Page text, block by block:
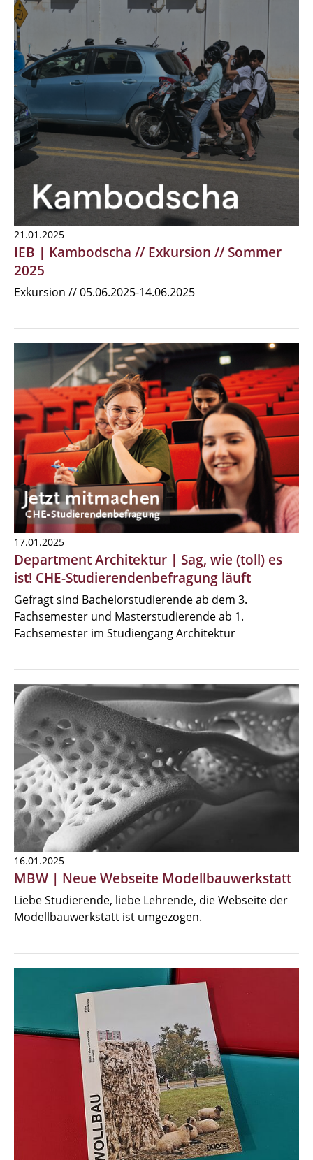
21.01.2025
IEB | Kambodscha // Exkursion // Sommer
2025
Exkursion // 05.06.2025-14.06.2025
17.01.2025
Department Architektur | Sag, wie (toll) es
ist! CHE-Studierendenbefragung läuft
Gefragt sind Bachelorstudierende ab dem 3.
Fachsemester und Masterstudierende ab 1.
Fachsemester im Studiengang Architektur
16.01.2025
MBW | Neue Webseite Modellbauwerkstatt
Liebe Studierende, liebe Lehrende, die Webseite der
Modellbauwerkstatt ist umgezogen.